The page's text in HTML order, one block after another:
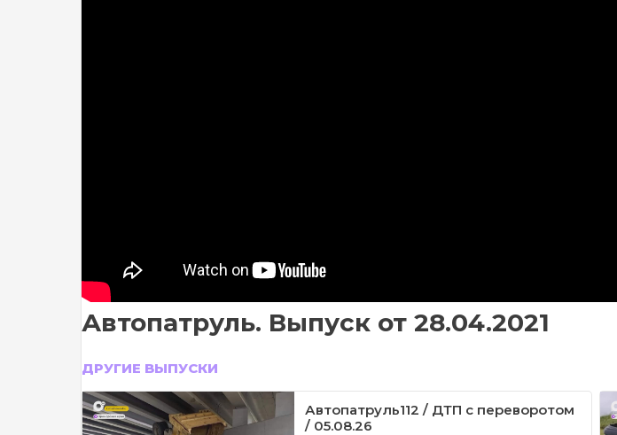
Автопатруль. Выпуск от 28.04.2021
ДРУГИЕ ВЫПУСКИ
Автопатруль112 / ДТП с переворотом
/ 05.08.26